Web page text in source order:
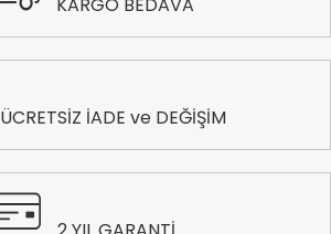
ÜCRETSİZ İADE ve DEĞİŞİM